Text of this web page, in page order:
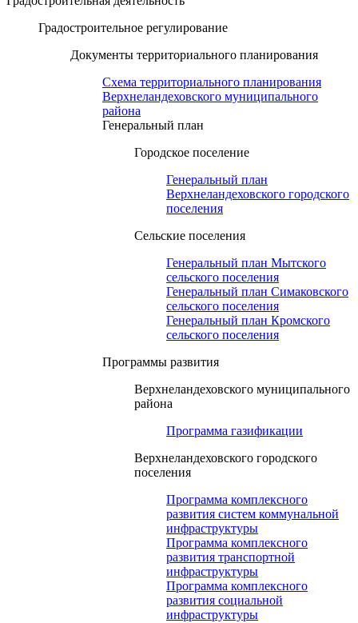
Градостроительное регулирование
Документы территориального планирования
Схема территориального планирования
Верхнеландеховского муниципального
района
Генеральный план
Городское поселение
Генеральный план
Верхнеландеховского городского
поселения
Сельские поселения
Генеральный план Мытского
сельского поселения
Генеральный план Симаковского
сельского поселения
Генеральный план Кромского
сельского поселения
Программы развития
Верхнеландеховского муниципального
района
Программа газификации
Верхнеландеховского городского
поселения
Программа комплексного
развития систем коммунальной
инфраструктуры
Программа комплексного
развития транспортной
инфраструктуры
Программа комплексного
развития социальной
инфраструктуры